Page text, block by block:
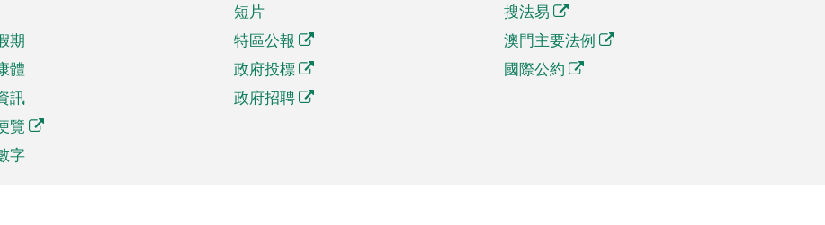
期
體
訊
覽
字
短片
特區公報
政府投標
政府招聘
搜法易
澳門主要法例
國際公約